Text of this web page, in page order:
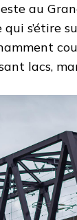
au
s’étire
lacs,